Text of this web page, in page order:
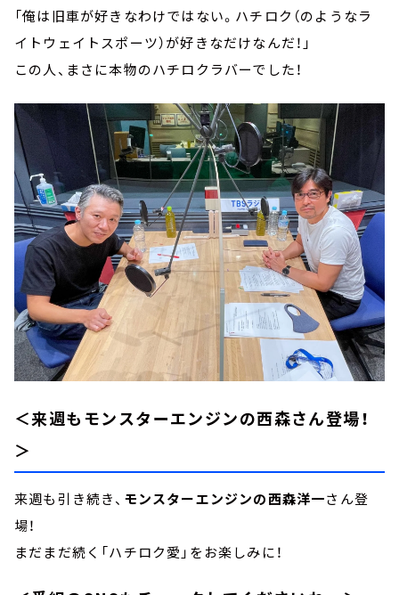
「俺は旧車が好きなわけではない。ハチロク（のようなラ
イトウェイトスポーツ）が好きなだけなんだ！」
この人、まさに本物のハチロクラバーでした！
＜来週もモンスターエンジンの西森さん登場！
＞
来週も引き続き、 モンスターエンジンの西森洋一さん登
場！
まだまだ続く「ハチロク愛」をお楽しみに！